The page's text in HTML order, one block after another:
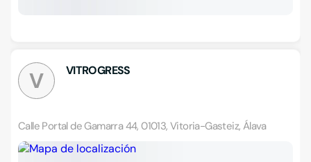
V VITROGRESS
Calle Portal de Gamarra 44, 01013, Vitoria-Gasteiz, Álava